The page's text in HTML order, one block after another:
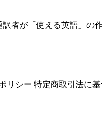
者が「使える英語」の
リシー 特定商取引法に